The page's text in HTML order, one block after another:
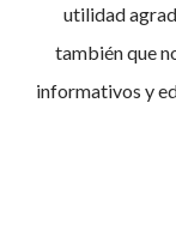
utilidad
también que
informativos y